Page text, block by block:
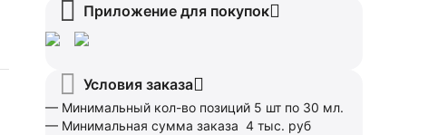
Приложение для покупок
Условия заказа
— Минимальный кол-во позиций 5 шт по 30 мл.
— Минимальная сумма заказа 4 тыс. руб